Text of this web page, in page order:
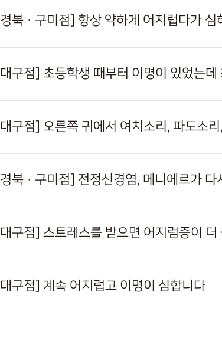
[경북 · 구미점] 항상 약하게 어지럽다가
[대구점] 초등학생 때부터 이명이 있었는
[대구점] 오른쪽 귀에서 여치소리, 파도소
[경북 · 구미점] 전정신경염, 메니에르가
[대구점] 스트레스를 받으면 어지럼증이 더
[대구점] 계속 어지럽고 이명이 심합니다